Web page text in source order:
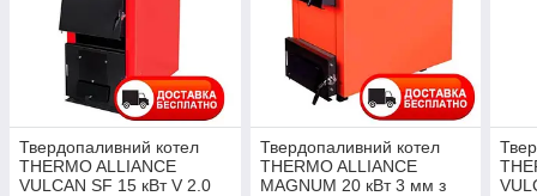
Твердопаливний котел
THERMO ALLIANCE
VULCAN SF 15 кВт V 2.0
Твердопаливний котел
THERMO ALLIANCE
MAGNUM 20 кВт 3 мм з